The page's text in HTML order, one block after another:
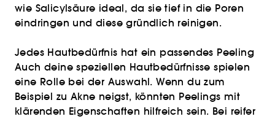
wie Salicylsäure ideal, da sie tief in die Poren
eindringen und diese gründlich reinigen.
Jedes Hautbedürfnis hat ein passendes Peeling
Auch deine speziellen Hautbedürfnisse spielen
eine Rolle bei der Auswahl. Wenn du zum
Beispiel zu Akne neigst, könnten Peelings mit
klärenden Eigenschaften hilfreich sein. Bei reifer